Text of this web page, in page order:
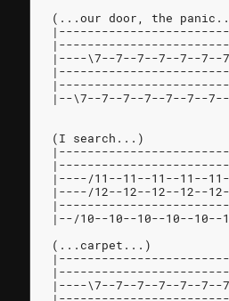
(...our door, the
|----\7--7--7--7--7--
|--\7--7--7--7--7--7--
(I search...)
|----/11--11--11--11--
|----/12--12--12--12--
|--/10--10--10--10--
(...carpet...)
|----\7--7--7--7--7--